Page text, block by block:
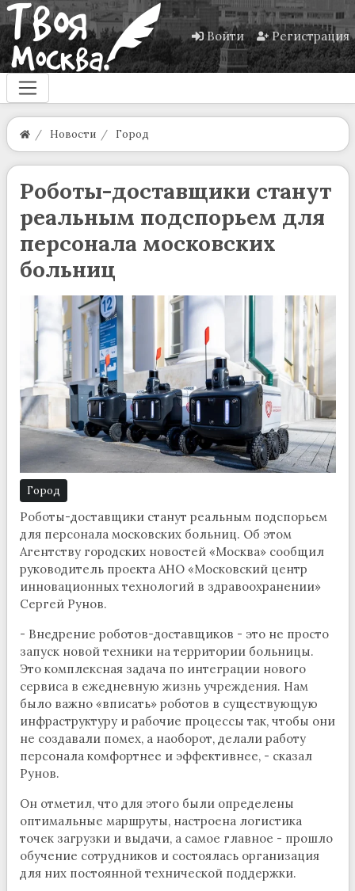
Войти Регистрация
Новости Город
Роботы-доставщики станут
реальным подспорьем для
персонала московских
больниц
Город
Роботы-доставщики станут реальным подспорьем
для персонала московских больниц. Об этом
Агентству городских новостей «Москва» сообщил
руководитель проекта АНО «Московский центр
инновационных технологий в здравоохранении»
Сергей Рунов.
- Внедрение роботов-доставщиков - это не просто
запуск новой техники на территории больницы.
Это комплексная задача по интеграции нового
сервиса в ежедневную жизнь учреждения. Нам
было важно «вписать» роботов в существующую
инфраструктуру и рабочие процессы так, чтобы они
не создавали помех, а наоборот, делали работу
персонала комфортнее и эффективнее, - сказал
Рунов.
Он отметил, что для этого были определены
оптимальные маршруты, настроена логистика
точек загрузки и выдачи, а самое главное - прошло
обучение сотрудников и состоялась организация
для них постоянной технической поддержки.